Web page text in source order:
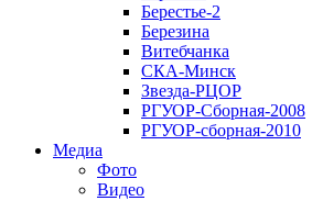
Берестье-2
Березина
Витебчанка
СКА-Минск
Звезда-РЦОР
РГУОР-Сборная-2008
РГУОР-сборная-2010
Медиа
Фото
Видео